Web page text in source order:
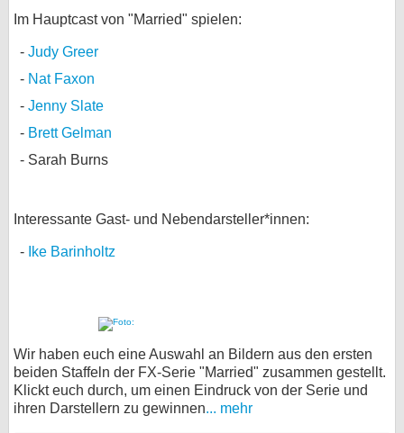
Im Hauptcast von "Married" spielen:
Judy Greer
Nat Faxon
Jenny Slate
Brett Gelman
Sarah Burns
Interessante Gast- und Nebendarsteller*innen:
Ike Barinholtz
Wir haben euch eine Auswahl an Bildern aus den ersten
beiden Staffeln der FX-Serie "Married" zusammen gestellt.
Klickt euch durch, um einen Eindruck von der Serie und
ihren Darstellern zu gewinnen... mehr